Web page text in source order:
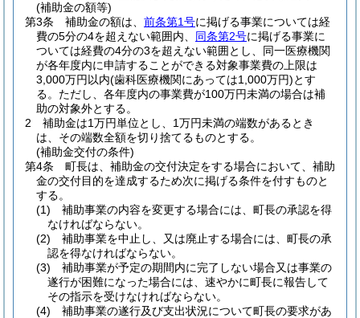
(補助金の額等)
第3条
補助金の額は、 前条第1号に掲げる事業については経
費の5分の4を超えない範囲内、 同条第2号に掲げる事業に
ついては経費の4分の3を超えない範囲とし、同一医療機関
が各年度内に申請することができる対象事業費の上限は
3,000万円以内(歯科医療機関にあっては1,000万円)とす
る。 ただし、各年度内の事業費が100万円未満の場合は補
助の対象外とする。
2
補助金は1万円単位とし、1万円未満の端数があるとき
は、その端数全額を切り捨てるものとする。
(補助金交付の条件)
第4条
町長は、補助金の交付決定をする場合において、補助
金の交付目的を達成するため次に掲げる条件を付すものと
する。
(1)
補助事業の内容を変更する場合には、町長の承認を得
なければならない。
(2)
補助事業を中止し、又は廃止する場合には、町長の承
認を得なければならない。
(3)
補助事業が予定の期間内に完了しない場合又は事業の
遂行が困難になった場合には、速やかに町長に報告して
その指示を受けなければならない。
(4)
補助事業の遂行及び支出状況について町長の要求があ